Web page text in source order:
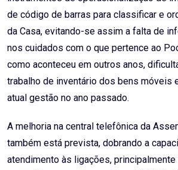
de código de barras para classificar e
da Casa, evitando-se assim a falta de
nos cuidados com o que pertence ao
como aconteceu em outros anos,
trabalho de inventário dos bens móveis
atual gestão no ano passado.
A melhoria na central telefônica da
também está prevista, dobrando a
atendimento às ligações,